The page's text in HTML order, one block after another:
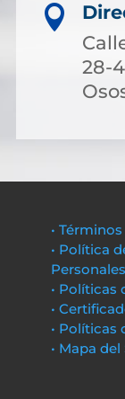

28-
•
• Política
Personales
• Políticas
•
• Políticas
• Mapa del